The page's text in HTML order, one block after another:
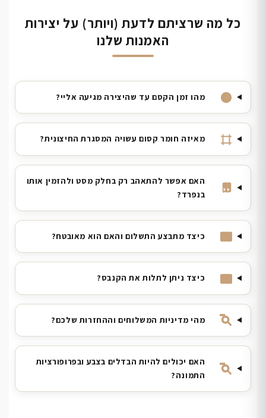
כל מה שרציתם לדעת (ויותר) על יצירות
האמנות שלנו
מהו זמן הקסם עד שהיצירה מגיעה אליי?
מאיזה חומר קסום עשויה המסגרת החיצונית?
האם אפשר להתאהב רק בחלק מסט ולהזמין אותו
בנפרד?
כיצד מתבצע התשלום והאם הוא מאובטח?
כיצד ניתן לתלות את הקנבס?
מהי מדיניות המשלוחים וההחזרות שלכם?
האם יכולים להיות הבדלים בצבע ובפרופורציות
התמונה?